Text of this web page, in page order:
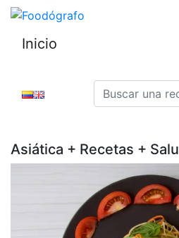
Inicio
Asiática + Recetas +